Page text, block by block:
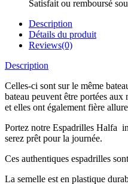
Satisfait ou remboursé
Description
Détails du produit
Reviews(0)
Description
Celles-ci sont sur le même
bateau peuvent être portées aux
et elles ont également fière
Portez notre Espadrilles Halfa
serez prêt pour la journée.
Ces authentiques espadrilles
La semelle est en plastique